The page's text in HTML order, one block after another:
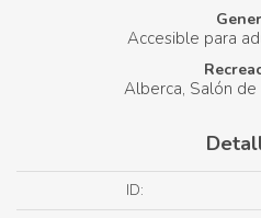
Accesible para
Alberca Salón
ID: